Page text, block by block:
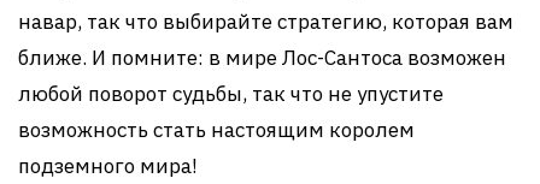
навар, так что выбирайте стратегию, которая вам
ближе. И помните: в мире Лос-Сантоса возможен
любой поворот судьбы, так что не упустите
возможность стать настоящим королем
подземного мира!